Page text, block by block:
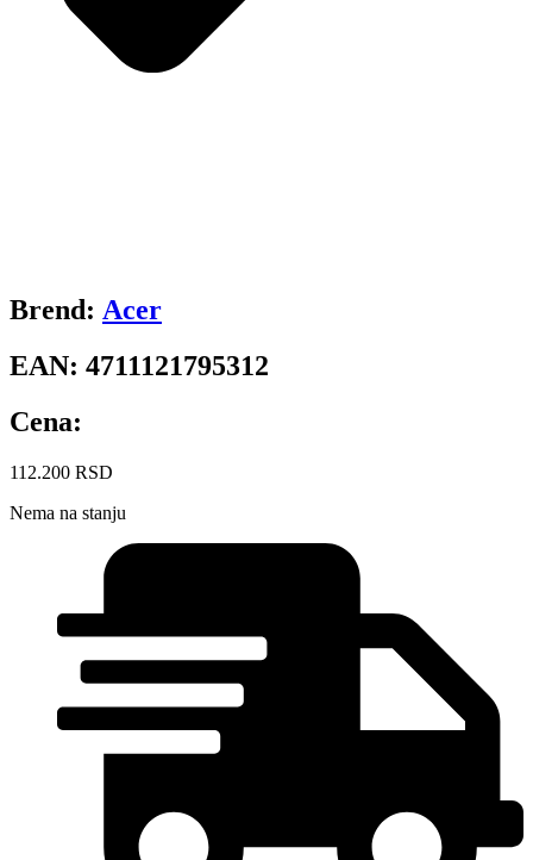
Brend: Acer
EAN: 4711121795312
Cena:
112.200 RSD
Nema na stanju